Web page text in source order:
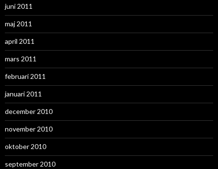
juni 2011
maj 2011
april 2011
mars 2011
februari 2011
januari 2011
december 2010
november 2010
oktober 2010
september 2010